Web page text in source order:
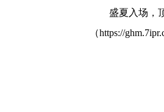
盛夏入场，
（https://